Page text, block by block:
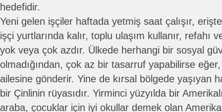
hedefidir.
Yeni gelen işçiler haftada yetmiş saat çalışır,
işçi yurtlarında kalır, toplu ulaşım kullanır, refahı
yok veya çok azdır. Ülkede herhangi bir sosyal
olmadığından, çok az bir tasarruf yapabilirse
ailesine gönderir. Yine de kırsal bölgede yaşıyan
bir Çinlinin rüyasıdır. Yirminci yüzyılda bir
araba, çocuklar için iyi okullar demek olan